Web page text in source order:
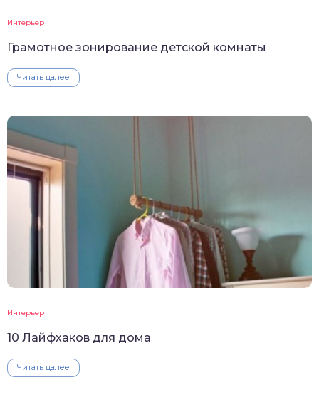
Интерьер
Грамотное зонирование детской комнаты
Читать далее
Интерьер
10 Лайфхаков для дома
Читать далее